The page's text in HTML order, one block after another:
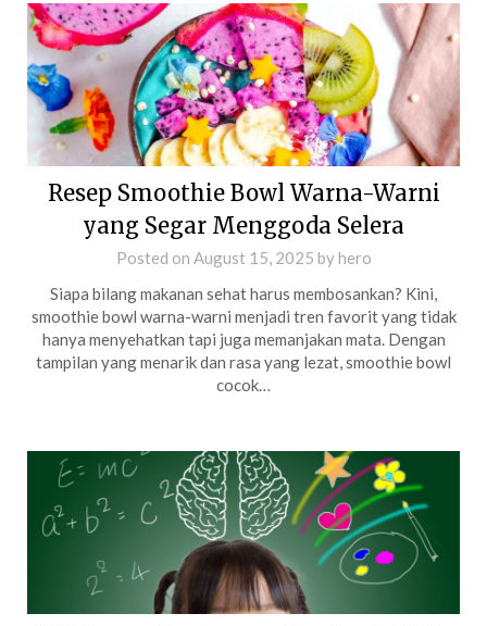
Resep Smoothie Bowl Warna-Warni
yang Segar Menggoda Selera
Posted on August 15, 2025 byhero
Siapa bilang makanan sehat harus membosankan? Kini,
smoothie bowl warna-warni menjadi tren favorit yang tidak
hanya menyehatkan tapi juga memanjakan mata. Dengan
tampilan yang menarik dan rasa yang lezat, smoothie bowl
cocok…